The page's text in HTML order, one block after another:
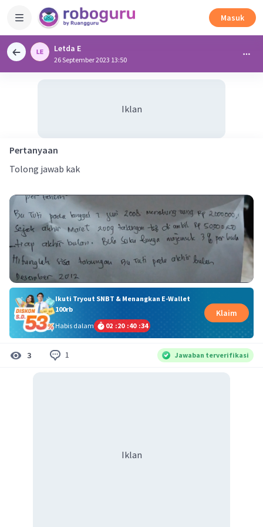
Masuk
Letda E
26 September 2023 13:50
Iklan
Pertanyaan
Tolong jawab kak
Ikuti Tryout SNBT & Menangkan E-Wallet
100rb
Habis dalam
02 :20 :40 :34
Klaim
3 1 Jawaban terverifikasi
Iklan